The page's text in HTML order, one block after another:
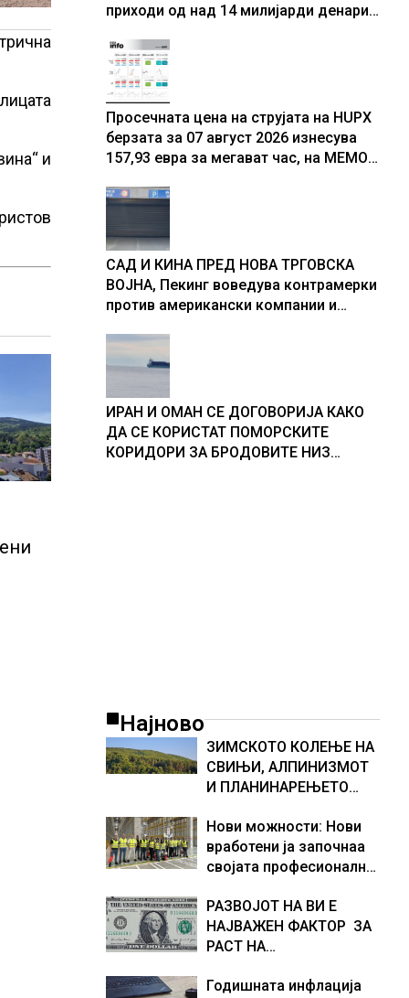
и
приходи од над 14 милијарди денари
резултати
Просечната цена на струјата на HUPX
берзата за 07 август 2026 изнесува
157,93 евра за мегават час, на МЕМО
САД И КИНА ПРЕД НОВА ТРГОВСКА
ВОЈНА, Пекинг воведува контрамерки
против американски компании и
ИРАН И ОМАН СЕ ДОГОВОРИЈА КАКО
ДА СЕ КОРИСТАТ ПОМОРСКИТЕ
КОРИДОРИ ЗА БРОДОВИТЕ НИЗ
Најново
ЗИМСКОТО КОЛЕЊЕ НА
СВИЊИ, АЛПИНИЗМОТ
И ПЛАНИНАРЕЊЕТО
НА КУЛТУРНО
НАСЛЕДСТВО НА
СЛОВЕНИЈА
Нови можности: Нови
вработени ја започнаа
својата професионална
Логистичкиот центар во
Куманово
РАЗВОЈОТ НА ВИ Е
НАЈВАЖЕН ФАКТОР ЗА
РАСТ НА
ЕКОНОМИЈА
Годишната инфлација